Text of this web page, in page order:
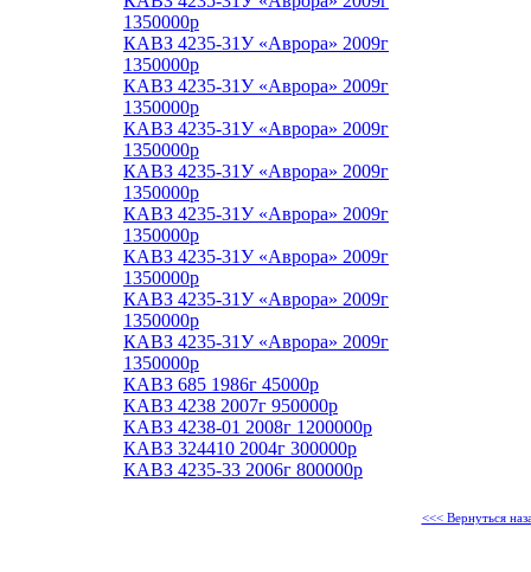
1350000р
КАВЗ 4235-31У «Аврора» 2009г
1350000р
КАВЗ 4235-31У «Аврора» 2009г
1350000р
КАВЗ 4235-31У «Аврора» 2009г
1350000р
КАВЗ 4235-31У «Аврора» 2009г
1350000р
КАВЗ 4235-31У «Аврора» 2009г
1350000р
КАВЗ 4235-31У «Аврора» 2009г
1350000р
КАВЗ 4235-31У «Аврора» 2009г
1350000р
КАВЗ 4235-31У «Аврора» 2009г
1350000р
КАВЗ 685 1986г 45000р
КАВЗ 4238 2007г 950000р
КАВЗ 4238-01 2008г 1200000р
КАВЗ 324410 2004г 300000р
КАВЗ 4235-33 2006г 800000р
<<< Вернуться